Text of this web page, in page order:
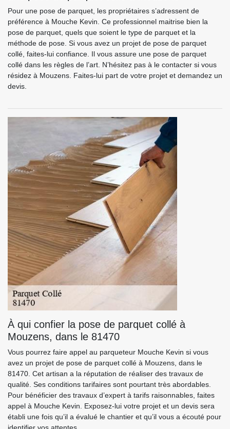
Pour une pose de parquet, les propriétaires s’adressent de
préférence à Mouche Kevin. Ce professionnel maitrise bien la
pose de parquet, quels que soient le type de parquet et la
méthode de pose. Si vous avez un projet de pose de parquet
collé, faites-lui confiance. Il vous assure une pose de parquet
collé dans les règles de l’art. N’hésitez pas à le contacter si vous
résidez à Mouzens. Faites-lui part de votre projet et demandez un
devis.
À qui confier la pose de parquet collé à
Mouzens, dans le 81470
Vous pourrez faire appel au parqueteur Mouche Kevin si vous
avez un projet de pose de parquet collé à Mouzens, dans le
81470. Cet artisan a la réputation de réaliser des travaux de
qualité. Ses conditions tarifaires sont pourtant très abordables.
Pour bénéficier des travaux d’expert à tarifs raisonnables, faites
appel à Mouche Kevin. Exposez-lui votre projet et un devis sera
établi une fois qu’il a évalué le chantier et qu’il vous a écouté pour